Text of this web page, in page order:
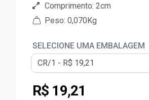
Comprimento: 2cm
Peso: 0,070Kg
SELECIONE UMA EMBALAGEM
R$ 19,21